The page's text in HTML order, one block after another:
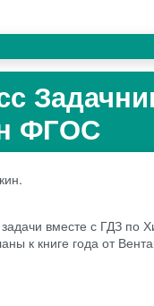
ФГОС
вместе с ГДЗ по
к книге года от